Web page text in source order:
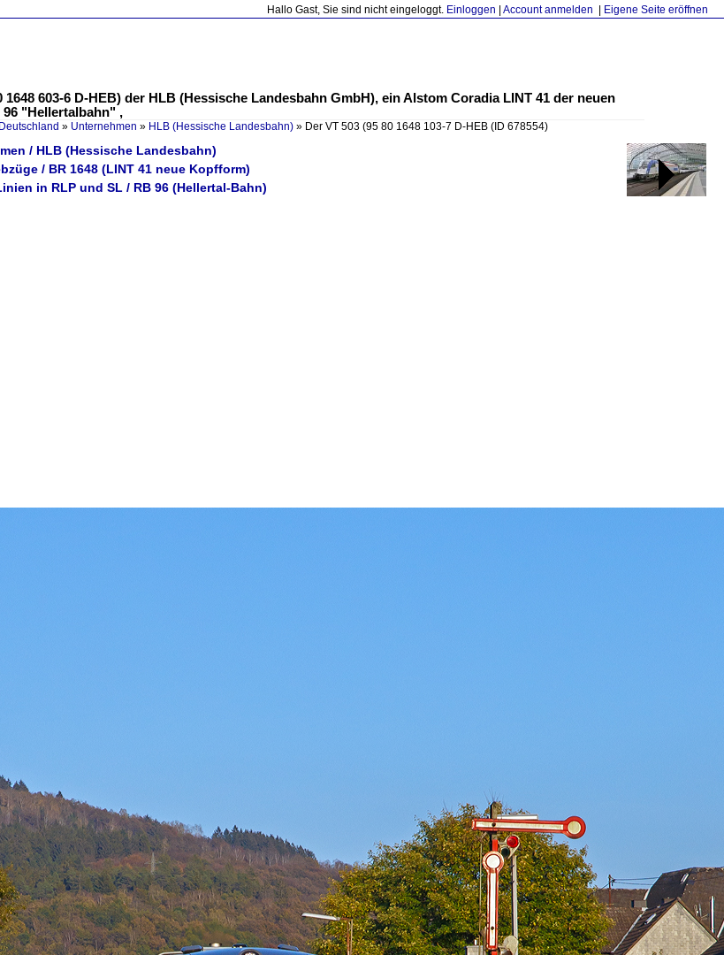
Hallo Gast, Sie sind nicht eingeloggt. Einloggen Account anmelden Eigene Seite eröffnen
1648 603-6 D-HEB) der HLB (Hessische Landesbahn GmbH), ein Alstom Coradia LINT 41 der neuen
96 "Hellertalbahn" ,
Deutschland » Unternehmen » HLB (Hessische Landesbahn) » Der VT 503 (95 80 1648 103-7 D-HEB (ID 678554)
/ HLB (Hessische Landesbahn)
/ BR 1648 (LINT 41 neue Kopfform)
in RLP und SL / RB 96 (Hellertal-Bahn)